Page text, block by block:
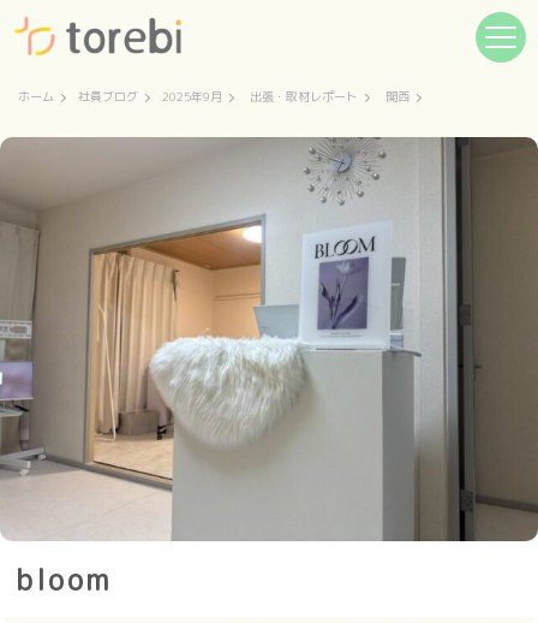
ホーム 社員ブログ 2025年9月 出張・取材レポート 関西
bloom